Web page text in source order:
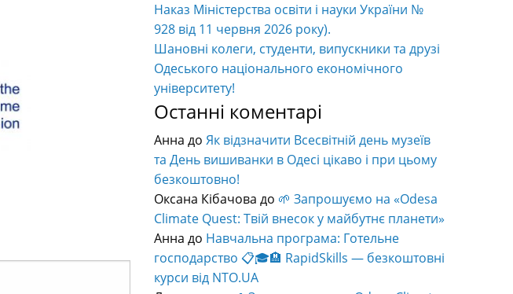
Наказ Міністерства освіти і науки України №
928 від 11 червня 2026 року).
Шановні колеги, студенти, випускники та друзі
Одеського національного економічного
університету!
Останні коментарі
Анна доЯк відзначити Всесвітній день музеїв
та День вишиванки в Одесі цікаво і при цьому
безкоштовно!
Оксана Кібачова до 🌱 Запрошуємо на «Odesa
Climate Quest: Твій внесок у майбутнє планети»
Анна до Навчальна програма: Готельне
господарство 📋🎓🏨 RapidSkills — безкоштовні
курси від NTO.UA